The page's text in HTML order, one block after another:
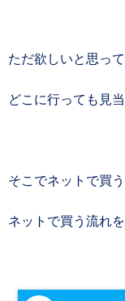
ただ欲しいと思っ
どこに行っても見
そこでネットで買
ネットで買う流れ